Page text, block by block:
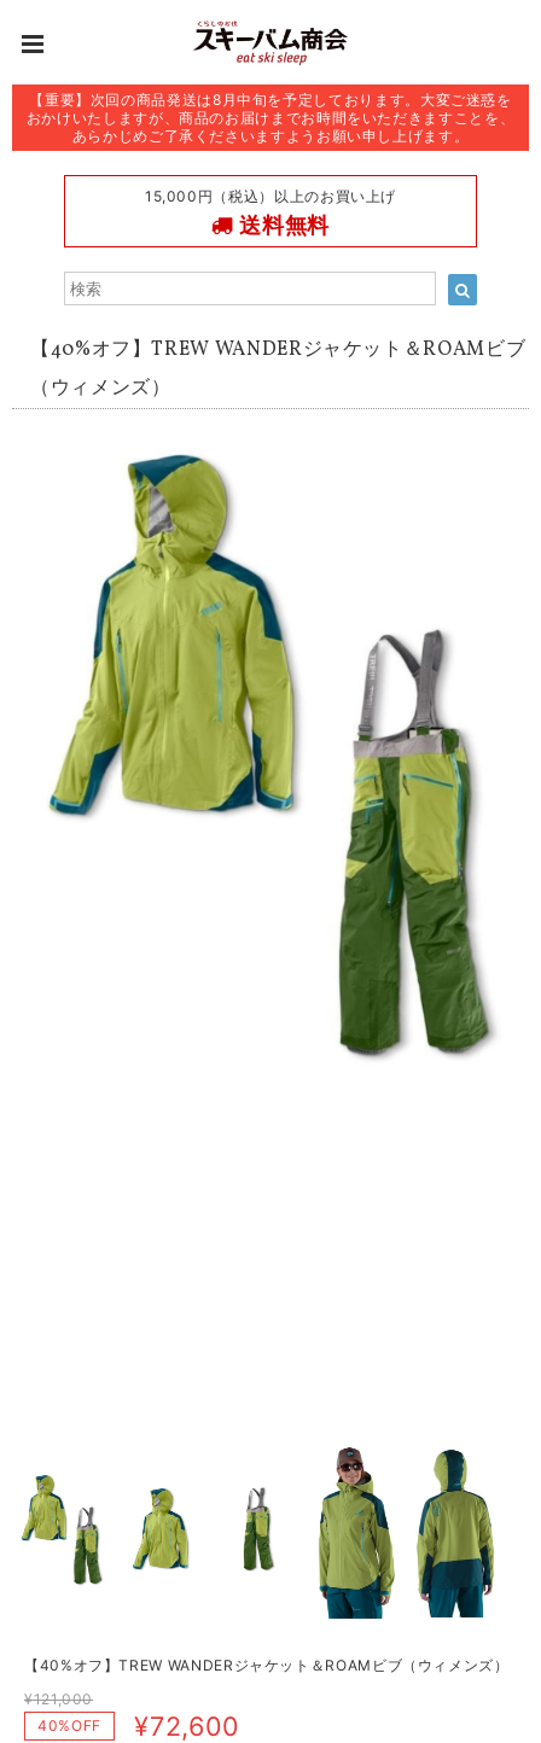
【重要】次回の商品発送は8月中旬を予定しております。大変ご迷惑を
おかけいたしますが、商品のお届けまでお時間をいただきますことを、
あらかじめご了承くださいますようお願い申し上げます。
15,000円（税込）以上のお買い上げ
送料無料
【40%オフ】TREW WANDERジャケット＆ROAMビブ
（ウィメンズ）
【40%オフ】TREW WANDERジャケット＆ROAMビブ（ウィメンズ）
¥121,000
40%OFF
¥72,600